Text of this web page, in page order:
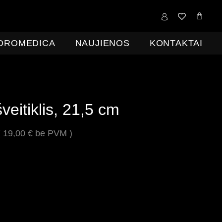
0,00
NAUJIENOS KONTAKTAI
21,5 cm
19,00 € be PVM )